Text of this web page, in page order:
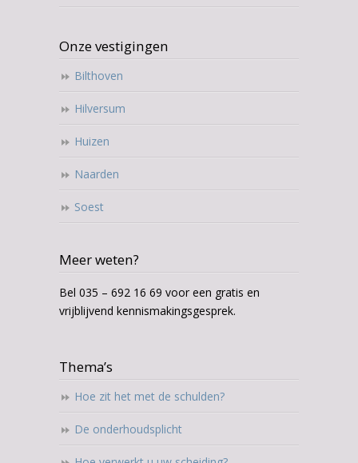
Onze vestigingen
Bilthoven
Hilversum
Huizen
Naarden
Soest
Meer weten?
Bel 035 – 692 16 69 voor een gratis en
vrijblijvend kennismakingsgesprek.
Thema’s
Hoe zit het met de schulden?
De onderhoudsplicht